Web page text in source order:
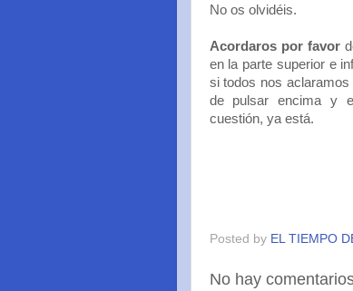
No os olvidéis.
Acordaros por favor
en la parte superior e
si todos nos
de pulsar encima y
cuestión, ya está.
Posted by EL TIEMPO
No hay